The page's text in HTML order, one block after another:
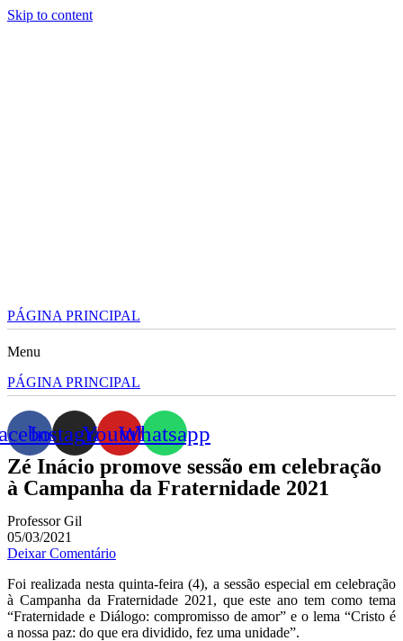
Skip to content
PÁGINA PRINCIPAL
Menu
PÁGINA PRINCIPAL
InstagramYoutubeWhatsapp
Zé Inácio promove sessão em celebração
à Campanha da Fraternidade 2021
Professor Gil
05/03/2021
Deixar Comentário
Foi realizada nesta quinta-feira (4), a sessão especial em celebração
à Campanha da Fraternidade 2021, que este ano tem como tema
“Fraternidade e Diálogo: compromisso de amor” e o lema “Cristo é
a nossa paz: do que era dividido, fez uma unidade”.